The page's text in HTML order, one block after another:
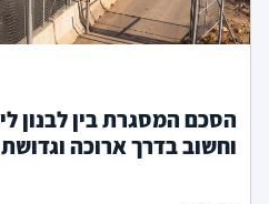
הסכם המסגרת בין לבנון
וחשוב בדרך ארוכה